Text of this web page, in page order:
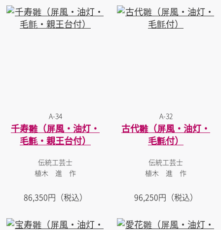
A-34
千寿雛（屏風・油灯・
毛氈・親王台付）
伝統工芸士
植木 進 作
86,350円（税込）
A-32
古代雛（屏風・油灯・
毛氈付）
伝統工芸士
植木 進 作
96,250円（税込）